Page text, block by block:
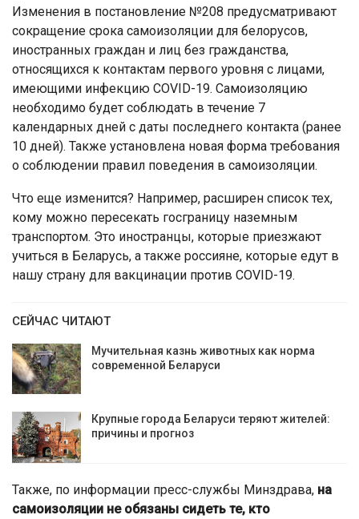
Изменения в постановление №208 предусматривают
сокращение срока самоизоляции для белорусов,
иностранных граждан и лиц без гражданства,
относящихся к контактам первого уровня с лицами,
имеющими инфекцию COVID-19. Самоизоляцию
необходимо будет соблюдать в течение 7
календарных дней с даты последнего контакта (ранее
10 дней). Также установлена новая форма требования
о соблюдении правил поведения в самоизоляции.
Что еще изменится? Например, расширен список тех,
кому можно пересекать госграницу наземным
транспортом. Это иностранцы, которые приезжают
учиться в Беларусь, а также россияне, которые едут в
нашу страну для вакцинации против CОVID-19.
СЕЙЧАС ЧИТАЮТ
Мучительная казнь животных как норма
современной Беларуси
Крупные города Беларуси теряют жителей:
причины и прогноз
Также, по информации пресс-службы Минздрава, на
самоизоляции не обязаны сидеть те, кто